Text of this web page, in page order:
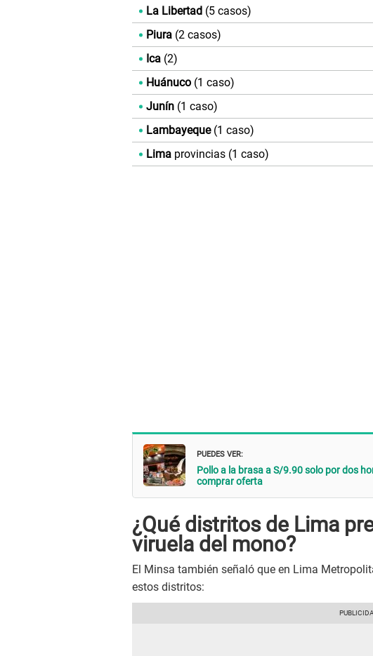
La Libertad (5 casos)
Piura (2 casos)
Ica (2)
Huánuco (1 caso)
Junín (1 caso)
Lambayeque (1 caso)
Lima provincias (1 caso)
PUEDES VER:
Pollo a la brasa a S/9.90 solo por dos
comprar oferta
¿Qué distritos de Lima
viruela del mono?
El Minsa también señaló que en Lima
estos distritos: